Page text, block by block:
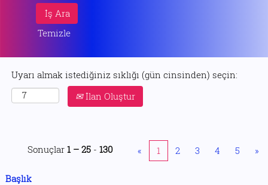
Temizle
Uyarı almak istediğiniz sıklığı (gün cinsinden) seçin:
İlan Oluştur
Sonuçlar 1 – 25 - 130 « 1 2 3 4 5 »
Başlık